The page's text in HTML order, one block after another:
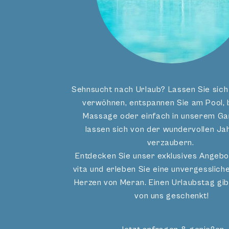
Sehnsucht nach Urlaub? Lassen Sie
verwöhnen, entspannen Sie am Pool,
Massage oder einfach in unserem
lassen sich von der wundervollen
verzaubern.
Entdecken Sie unser exklusives
vita und erleben Sie eine
Herzen von Meran. Einen Urlaubstag
von uns geschenkt!